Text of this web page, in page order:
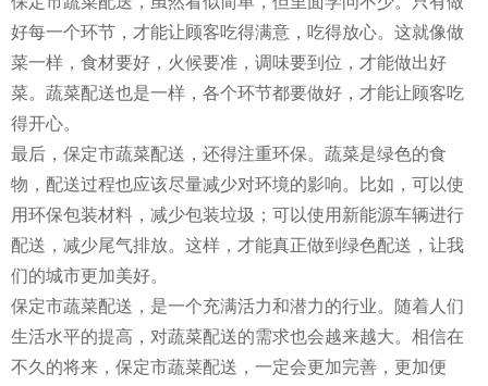
好每一个环节，才能让顾客吃得满意，吃得放心。这就像做
菜一样，食材要好，火候要准，调味要到位，才能做出好
菜。蔬菜配送也是一样，各个环节都要做好，才能让顾客吃
得开心。
最后，保定市蔬菜配送，还得注重环保。蔬菜是绿色的食
物，配送过程也应该尽量减少对环境的影响。比如，可以使
用环保包装材料，减少包装垃圾；可以使用新能源车辆进行
配送，减少尾气排放。这样，才能真正做到绿色配送，让我
们的城市更加美好。
保定市蔬菜配送，是一个充满活力和潜力的行业。随着人们
生活水平的提高，对蔬菜配送的需求也会越来越大。相信在
不久的将来，保定市蔬菜配送，一定会更加完善，更加便